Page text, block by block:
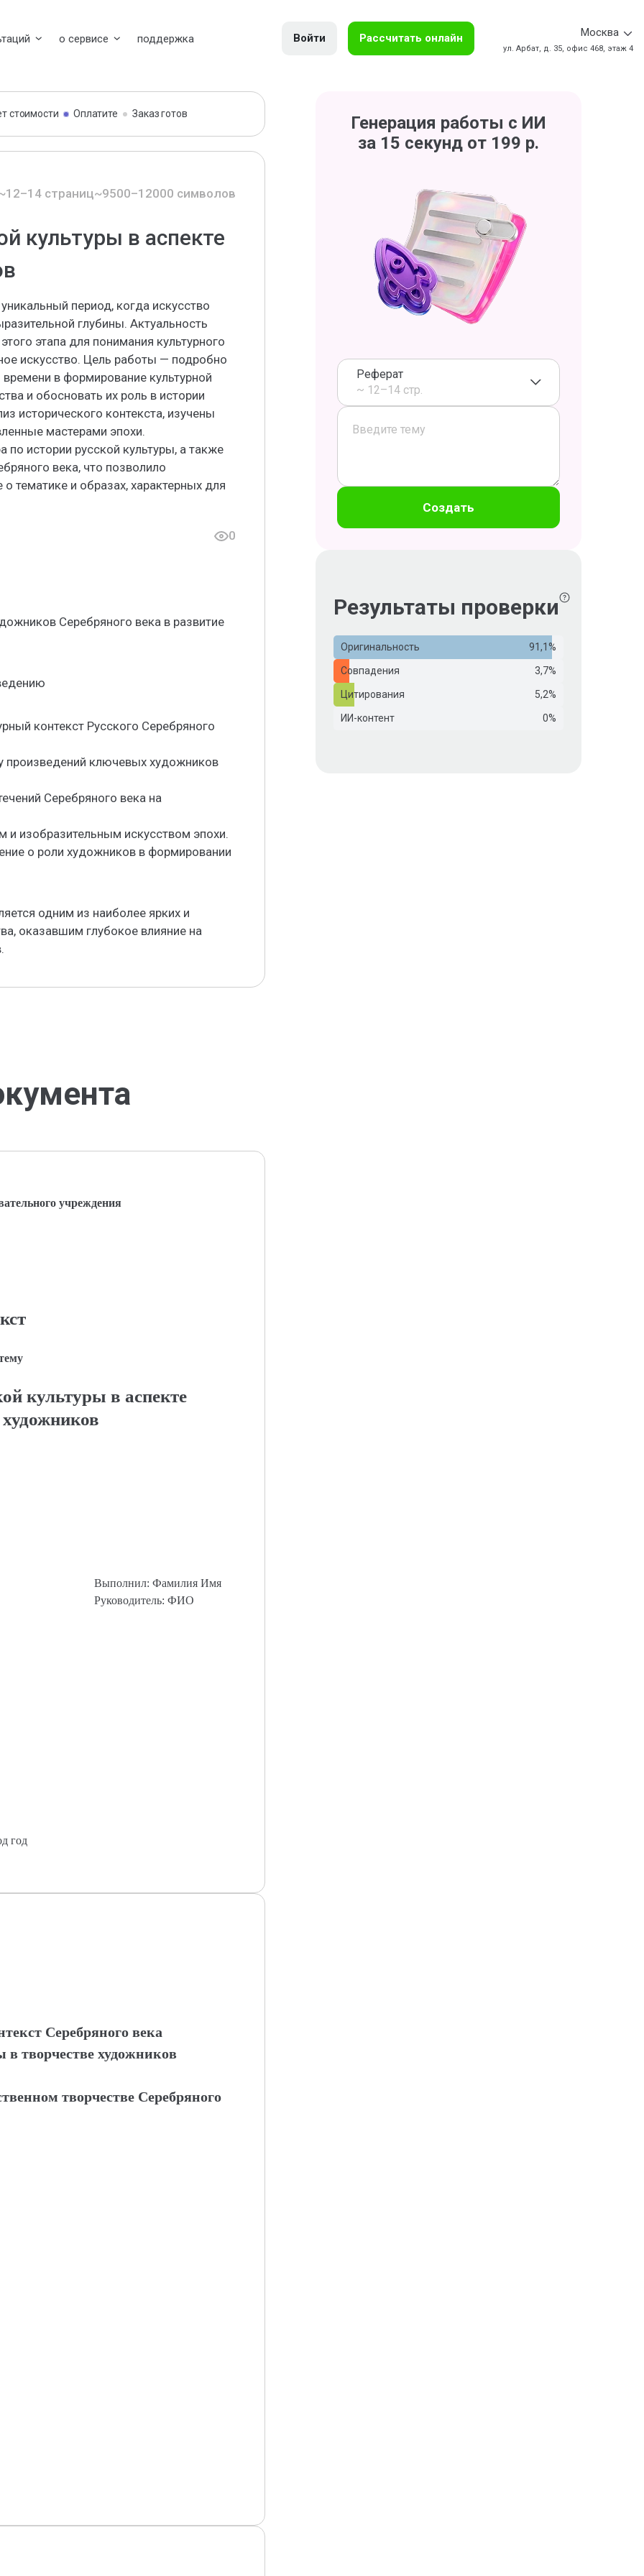
о сервисе поддержка Войти Рассчитать онлайн Москва
ул. Арбат, д. 35, офис 468, этаж 4
стоимости Оплатите Заказ готов
страниц~9500–12000 символов
культуры в аспекте
период, когда искусство
глубины. Актуальность
этапа для понимания культурного
искусство. Цель работы — подробно
в формирование культурной
и обосновать их роль в истории
исторического контекста, изучены
мастерами эпохи.
по истории русской культуры, а также
века, что позволило
тематике и образах, характерных для
0
Серебряного века в развитие
контекст Русского Серебряного
произведений ключевых художников
Серебряного века на
изобразительным искусством эпохи.
о роли художников в формировании
одним из наиболее ярких и
оказавшим глубокое влияние на
учреждения
культуры в аспекте
Выполнил: Фамилия Имя
Руководитель: ФИО
год
Серебряного века
творчестве художников
творчестве Серебряного
Генерация работы с ИИ
за 15 секунд от 199 р.
Реферат
~ 12–14 стр.
Создать
Результаты проверки
Оригинальность 91,1%
Совпадения 3,7%
Цитирования 5,2%
ИИ-контент 0%